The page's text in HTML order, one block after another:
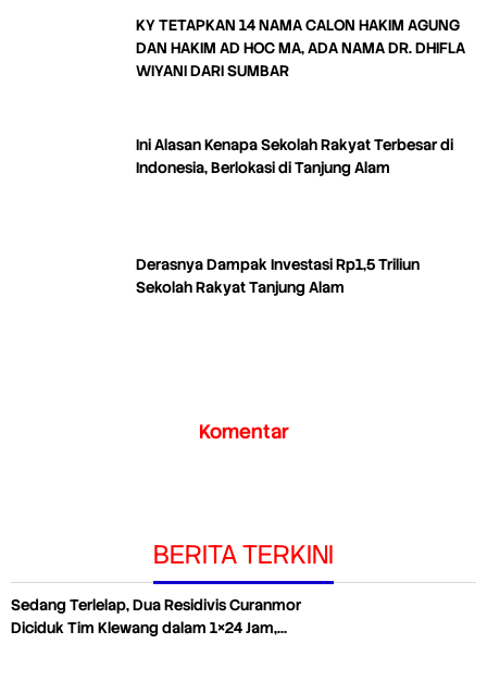
KY TETAPKAN 14 NAMA CALON HAKIM AGUNG
DAN HAKIM AD HOC MA, ADA NAMA DR. DHIFLA
WIYANI DARI SUMBAR
Ini Alasan Kenapa Sekolah Rakyat Terbesar di
Indonesia, Berlokasi di Tanjung Alam
Derasnya Dampak Investasi Rp1,5 Triliun
Sekolah Rakyat Tanjung Alam
Komentar
BERITA TERKINI
Sedang Terlelap, Dua Residivis Curanmor
Diciduk Tim Klewang dalam 1×24 Jam,…